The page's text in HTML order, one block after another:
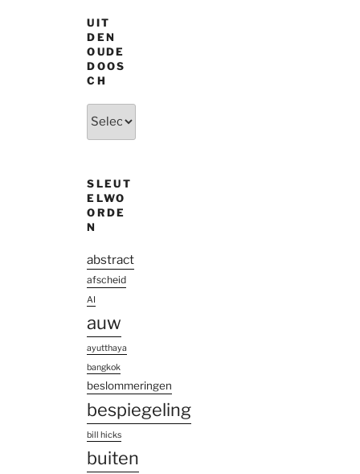
UIT
DEN
OUDE
DOOS
CH
Uit
SLEUT
ELWO
ORDE
N
abstract
afscheid
AI
auw
ayutthaya
bangkok
beslommeringen
bespiegeling
bill hicks
buiten